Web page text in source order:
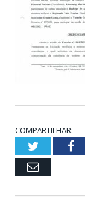
COMPARTILHAR:
Twitter
Email